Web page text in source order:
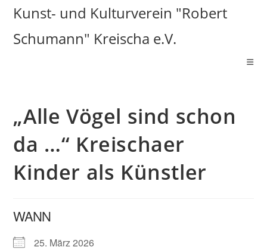
Zum
Inhalt
springen
Kunst- und Kulturverein "Robert
Schumann" Kreischa e.V.
„Alle Vögel sind schon
da …“ Kreischaer
Kinder als Künstler
WANN
25. März 2026